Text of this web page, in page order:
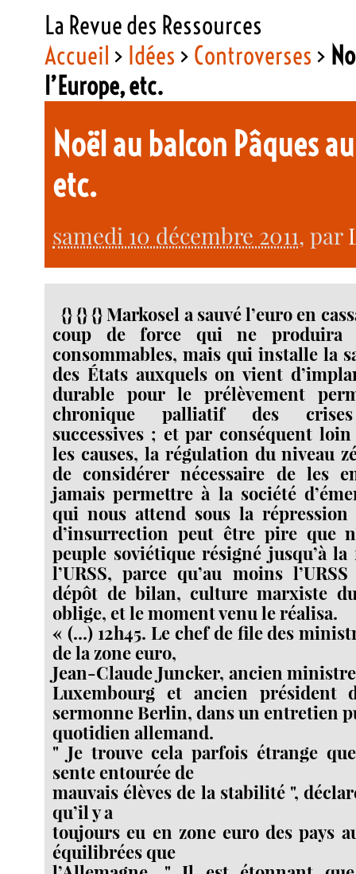
La Revue des Ressources
Accueil > Idées > Controverses >
l’Europe, etc.
Noël au balcon Pâques
etc.
samedi 10 décembre 2011, par
{} {} {} Markosel a sauvé l’euro en
coup de force qui ne produira
consommables, mais qui installe la
des États auxquels on vient
durable pour le prélèvement
chronique palliatif des crises
successives ; et par conséquent
les causes, la régulation du niveau
de considérer nécessaire de les
jamais permettre à la société
qui nous attend sous la
d’insurrection peut être pire que
peuple soviétique résigné jusqu’à
l’URSS, parce qu’au moins
dépôt de bilan, culture marxiste
oblige, et le moment venu le réalisa.
« (...) 12h45. Le chef de file des
de la zone euro,
Jean-Claude Juncker, ancien
Luxembourg et ancien président
sermonne Berlin, dans un entretien
quotidien allemand.
" Je trouve cela parfois étrange
sente entourée de
mauvais élèves de la stabilité ",
qu’il y a
toujours eu en zone euro des pays
équilibrées que